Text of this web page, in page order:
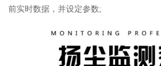
前实时数据，并设定参数;